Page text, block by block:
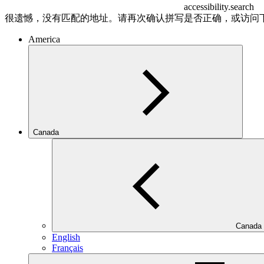
accessibility.search
很遗憾，没有匹配的地址。请再次确认拼写是否正确，或访问
America
Canada
Canada
English
Français